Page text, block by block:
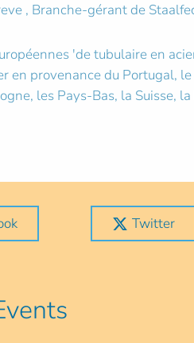
, Branche-gérant de
'de tubulaire en
provenance du Portugal,
les Pays-Bas, la Suisse,
Twitter